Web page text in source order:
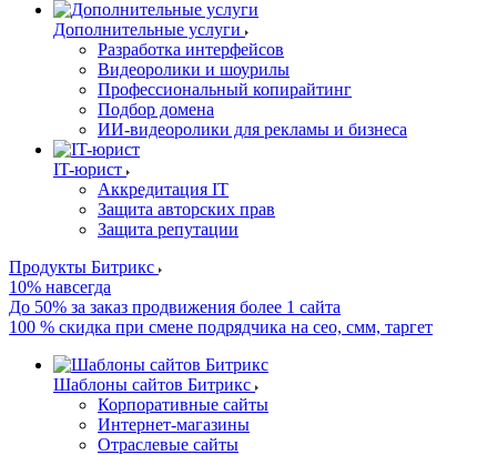
Дополнительные услуги
Разработка интерфейсов
Видеоролики и шоурилы
Профессиональный копирайтинг
Подбор домена
ИИ-видеоролики для рекламы и бизнеса
IT-юрист
Аккредитация IT
Защита авторских прав
Защита репутации
Продукты Битрикс
10% навсегда
До 50% за заказ продвижения более 1 сайта
100 % скидка при смене подрядчика на сео, смм, таргет
Шаблоны сайтов Битрикс
Корпоративные сайты
Интернет-магазины
Отраслевые сайты